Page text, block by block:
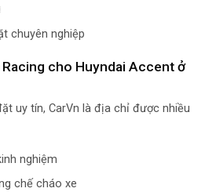
chuyên nghiệp
cho Huyndai Accent ở
uy tín, CarVn là địa chỉ được nhiều
nghiệm
chế cháo xe